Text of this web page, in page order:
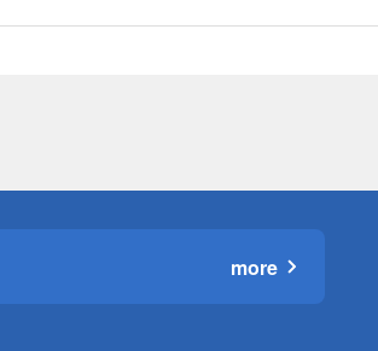
more